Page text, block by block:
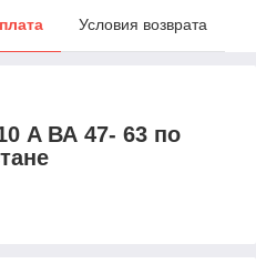
Условия возврата
A ВА 47- 63 по